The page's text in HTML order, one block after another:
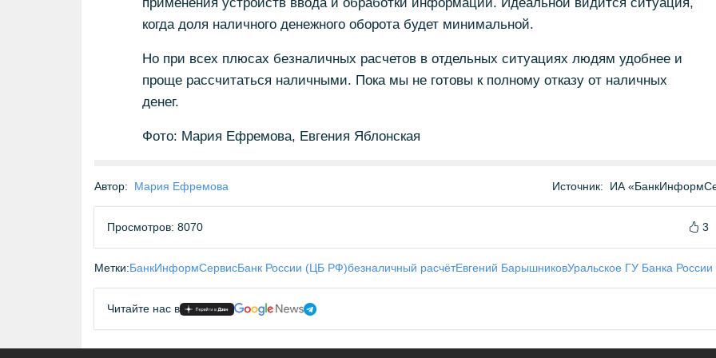
когда доля наличного денежного оборота будет минимальной.
Но при всех плюсах безналичных расчетов в отдельных ситуациях людям удобнее и
проще рассчитаться наличными. Пока мы не готовы к полному отказу от наличных
денег.
Фото: Мария Ефремова, Евгения Яблонская
Автор: Мария Ефремова Источник: ИА
Просмотров: 8070 3
Метки:БанкИнформСервисБанк России (ЦБ РФ)безналичный расчётЕвгений БарышниковУральское ГУ Банка России
Читайте нас в